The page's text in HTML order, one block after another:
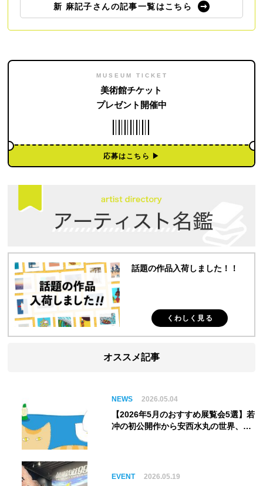
新 麻記子さんの記事一覧はこちら
MUSEUM TICKET
美術館チケット
プレゼント開催中
応募はこちら ▶︎
話題の作品入荷しました！！
くわしく見る
オススメ記事
NEWS 2026.05.04
【2026年5月のおすすめ展覧会5選】若
冲の初公開作から安西水丸の世界、そ
EVENT 2026.05.19